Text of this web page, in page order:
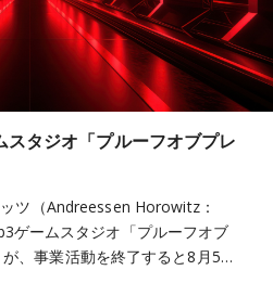
タジオ「プルーフオブプレ
ツ（Andreessen Horowitz：
ゲームスタジオ「プルーフオブ
、事業活動を終了すると8月5…